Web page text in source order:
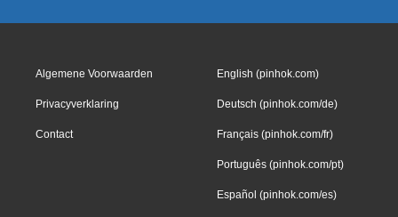
Algemene Voorwaarden
Privacyverklaring
Contact
English (pinhok.com)
Deutsch (pinhok.com/de)
Français (pinhok.com/fr)
Português (pinhok.com/pt)
Español (pinhok.com/es)